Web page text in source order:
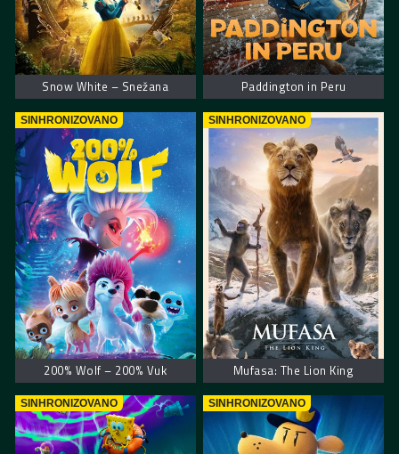
Snow White – Snežana Paddington in Peru
SINHRONIZOVANO
200% Wolf – 200% Vuk
SINHRONIZOVANO
Mufasa: The Lion King
SINHRONIZOVANO SINHRONIZOVANO